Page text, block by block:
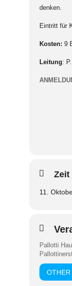
denken.
Eintritt für
Kosten: 9
Leitung:
Zeit
11.
Pallotti